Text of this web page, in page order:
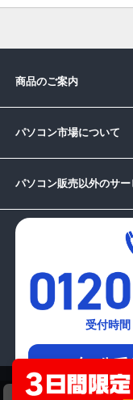
商品のご案内
パソコン市場について
パソコン販売以外のサー
受付時
メールで
お問い合
当サイトでは利用体